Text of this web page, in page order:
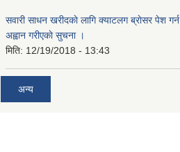
सवारी साधन खरीदकाे लागि क्याटलग ब्राेसर पेश गर्न
अह्वान गरीएकाे सुचना ।
मिति: 12/19/2018 - 13:43
अन्य